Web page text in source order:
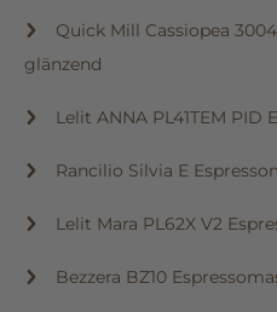
Quick Mill Cassiopea
glänzend
Lelit ANNA PL41TEM PID
Rancilio Silvia E
Lelit Mara PL62X V2
Bezzera BZ10